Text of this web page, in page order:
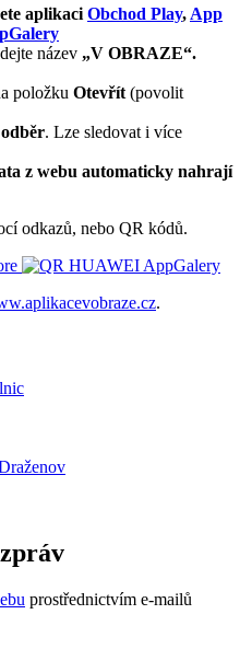
aplikaci Obchod Play, App
název „V OBRAZE“.
položku Otevřít (povolit
. Lze sledovat i více
z webu automaticky nahrají
odkazů, nebo QR kódů.
.
prostřednictvím e-mailů